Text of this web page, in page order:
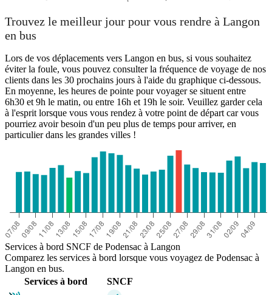
Trouvez le meilleur jour pour vous rendre à Langon
en bus
Lors de vos déplacements vers Langon en bus, si vous souhaitez
éviter la foule, vous pouvez consulter la fréquence de voyage de nos
clients dans les 30 prochains jours à l'aide du graphique ci-dessous.
En moyenne, les heures de pointe pour voyager se situent entre
6h30 et 9h le matin, ou entre 16h et 19h le soir. Veuillez garder cela
à l'esprit lorsque vous vous rendez à votre point de départ car vous
pourriez avoir besoin d'un peu plus de temps pour arriver, en
particulier dans les grandes villes !
Services à bord SNCF de Podensac à Langon
Comparez les services à bord lorsque vous voyagez de Podensac à
Langon en bus.
Services à bord
SNCF